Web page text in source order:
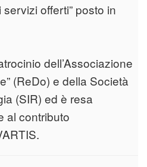
offerti” posto in
dell’Associazione
(ReDo) e della Società
(SIR) ed è resa
al contributo